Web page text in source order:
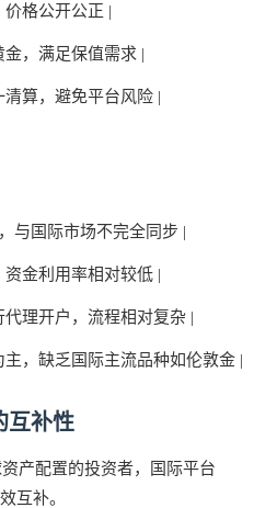
价格公开公正 |
，满足保值需求 |
算，避免平台风险 |
与国际市场不完全同步 |
金利用率相对较低 |
理开户，流程相对复杂 |
，缺乏国际主流品种如伦敦金 |
互补性
产配置的投资者，国际平台
互补。